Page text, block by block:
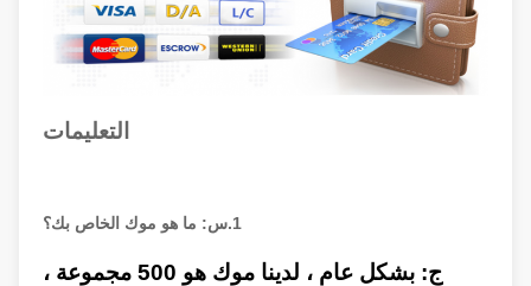
التعليمات
س:ما هو موك الخاص بك؟
ج: بشكل عام ، لدينا موك هو 500 مجموعة ،